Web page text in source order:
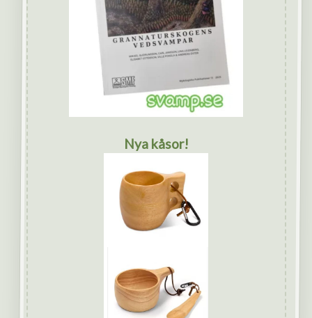
Nya kåsor!